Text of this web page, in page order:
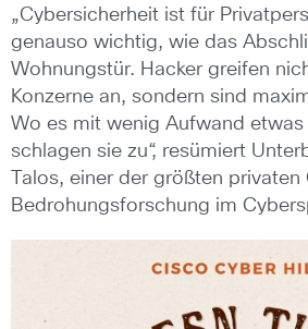
„Cybersicherheit ist für
genauso wichtig, wie das
Wohnungstür. Hacker greifen
Konzerne an, sondern sind
Wo es mit wenig Aufwand
schlagen sie zu“, resümiert
Talos, einer der größten
Bedrohungsforschung im